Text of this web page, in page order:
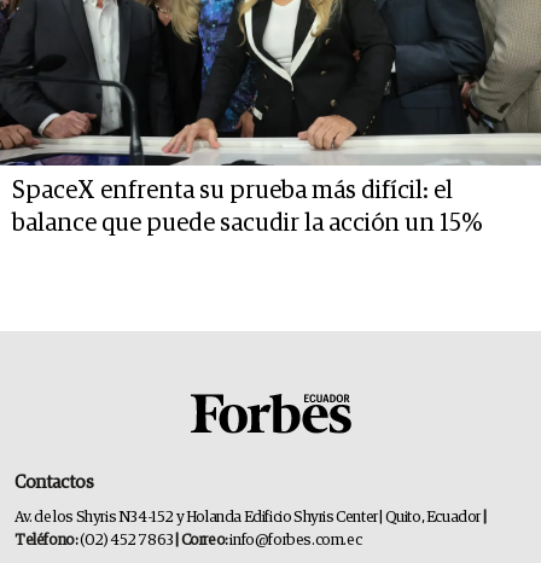
SpaceX enfrenta su prueba más difícil: el
balance que puede sacudir la acción un 15%
Contactos
Av. de los Shyris N34-152 y Holanda Edificio Shyris Center | Quito, Ecuador
Teléfono:(02) 452 7863 | Correo:info@forbes.com.ec